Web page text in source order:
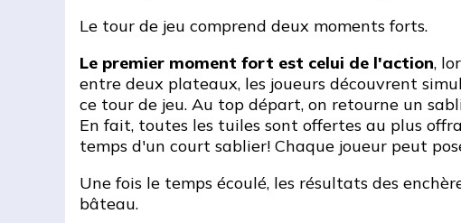
Le tour de jeu comprend deux moments forts.
Le premier moment fort est celui de l'action,
entre deux plateaux, les joueurs découvrent
ce tour de jeu. Au top départ, on retourne un
En fait, toutes les tuiles sont offertes au plus
temps d'un court sablier! Chaque joueur peut
Une fois le temps écoulé, les résultats des
bâteau.